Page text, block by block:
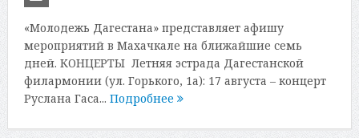
«Молодежь Дагестана» представляет афишу
мероприятий в Махачкале на ближайшие семь
дней. КОНЦЕРТЫ Летняя эстрада Дагестанской
филармонии (ул. Горького, 1а): 17 августа – концерт
Руслана Гаса... Подробнее